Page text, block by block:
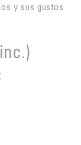
y sus gustos